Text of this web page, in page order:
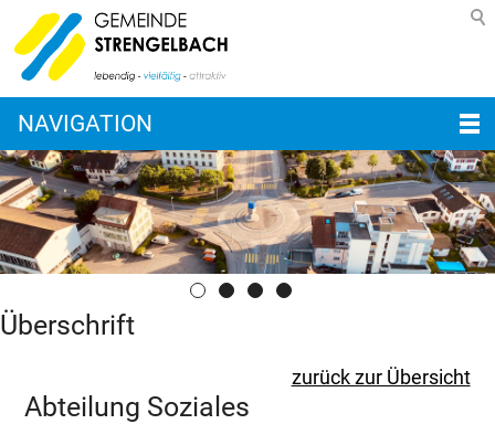
NAVIGATION
Überschrift
zurück zur Übersicht
Abteilung Soziales